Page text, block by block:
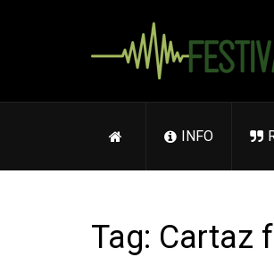
INFO
Tag: Cartaz